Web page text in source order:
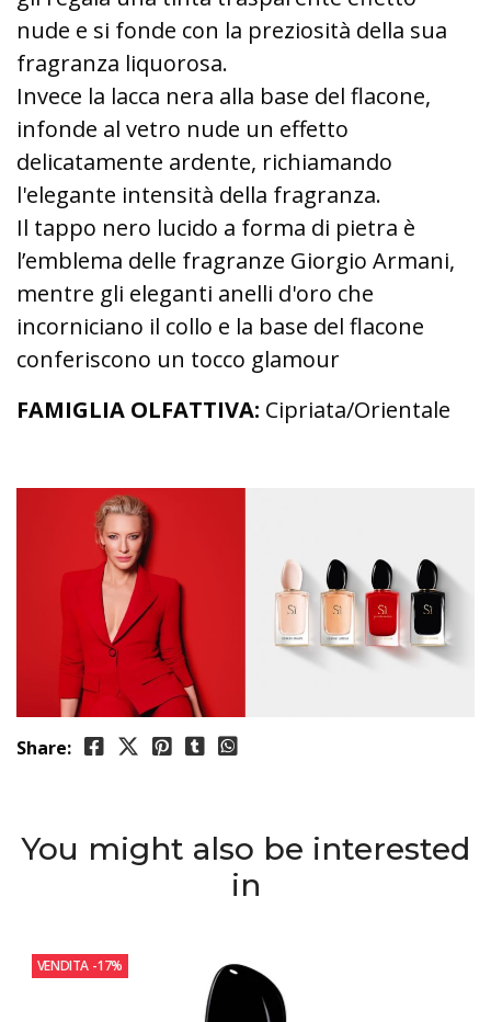
nude e si fonde con la preziosità della sua
fragranza liquorosa.
Invece la lacca nera alla base del flacone,
infonde al vetro nude un effetto
delicatamente ardente, richiamando
l'elegante intensità della fragranza.
Il tappo nero lucido a forma di pietra è
l’emblema delle fragranze Giorgio Armani,
mentre gli eleganti anelli d'oro che
incorniciano il collo e la base del flacone
conferiscono un tocco glamour
FAMIGLIA OLFATTIVA: Cipriata/Orientale
Share:
You might also be interested
in
VENDITA -17%